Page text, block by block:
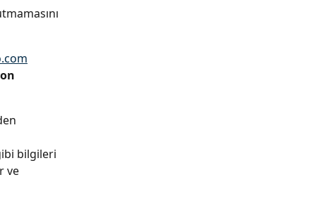
bilgileri
ve